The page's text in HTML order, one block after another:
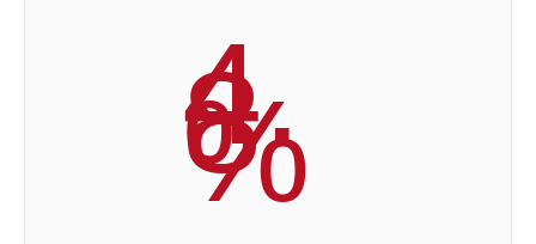
4.
8
%